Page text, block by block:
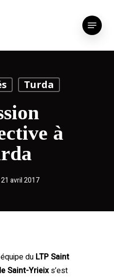
Menu
Turda
à
21 avril 2017
du LTP Saint
Saint-Yrieixs’est